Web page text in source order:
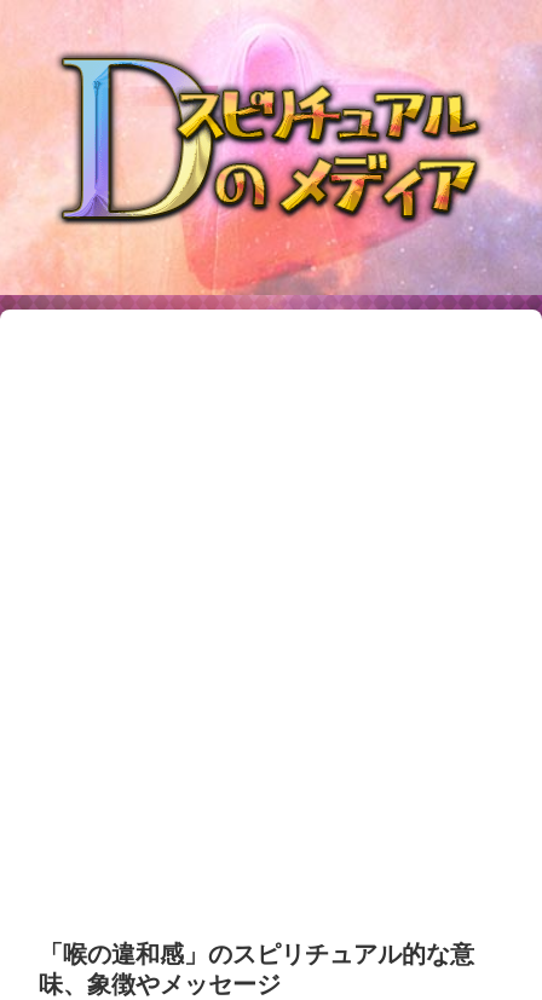
「喉の違和感」のスピリチュアル的な意
味、象徴やメッセージ